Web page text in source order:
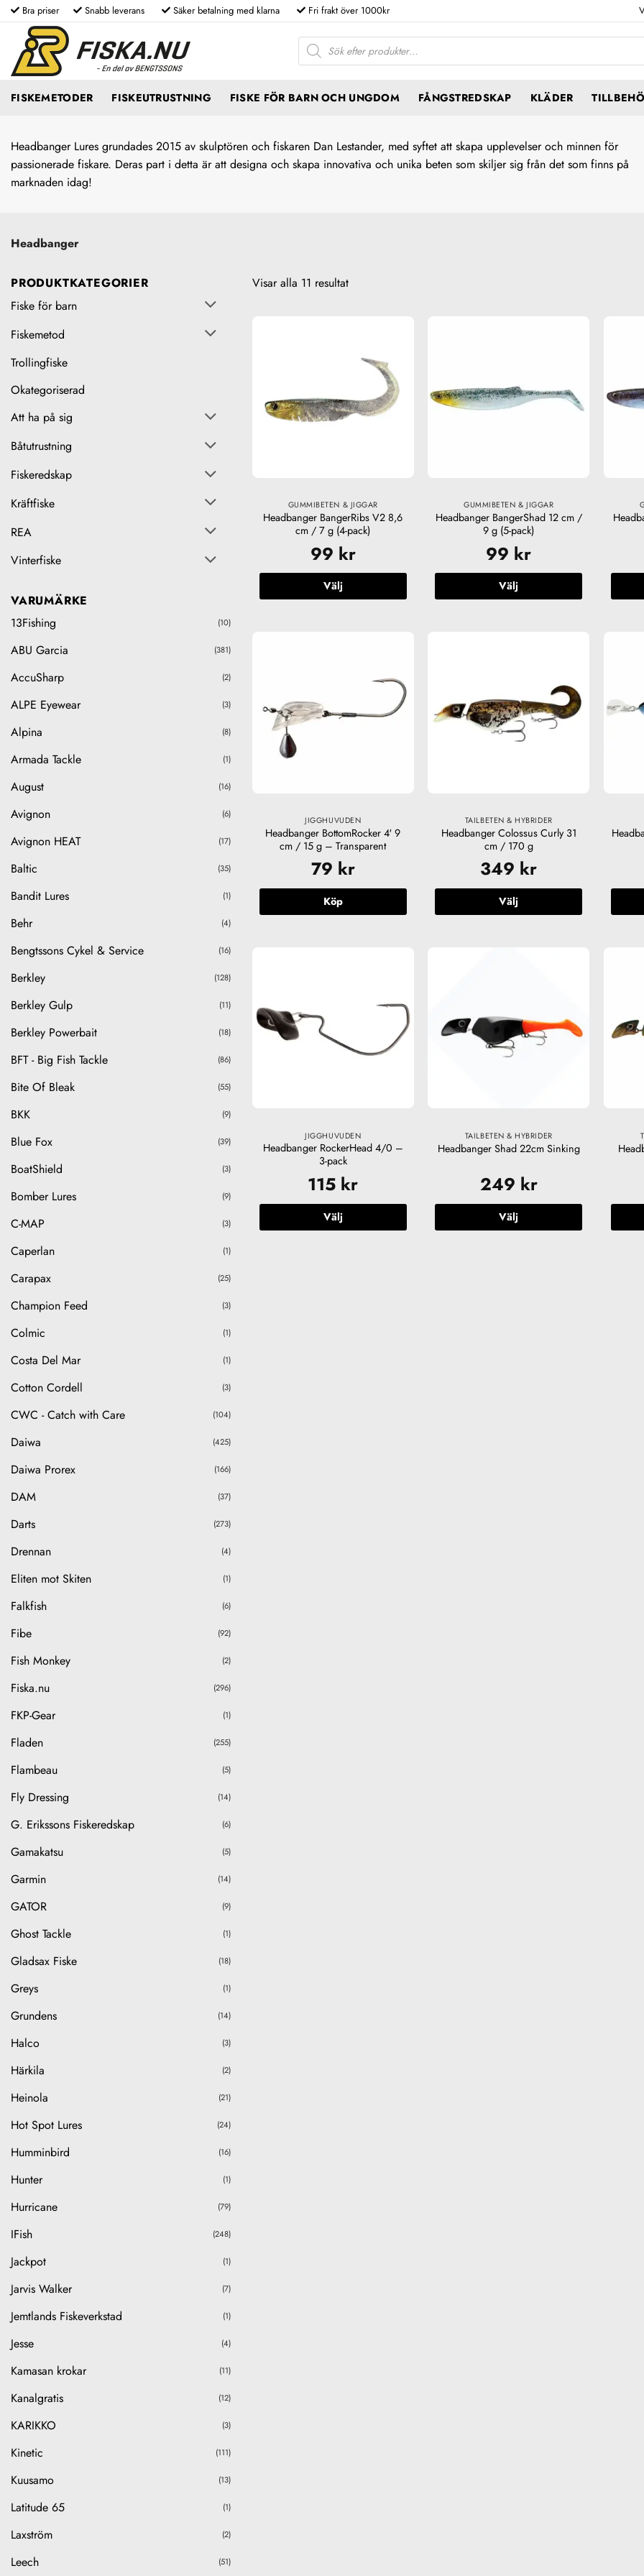
Skip
to
content
Bra priser Snabb leverans Säker betalning med klarna Fri frakt över 1000kr
Produktsökning
FISKEMETODER FISKEUTRUSTNING FISKE FÖR BARN OCH UNGDOM FÅNGSTREDSKAP KLÄDER
Headbanger Lures grundades 2015 av skulptören och fiskaren Dan Lestander, med syftet att skapa upplevelser och minnen för
passionerade fiskare. Deras part i detta är att designa och skapa innovativa och unika beten som skiljer sig från det som finns på
marknaden idag!
Headbanger
PRODUKTKATEGORIER
Fiske för barn
Fiskemetod
Trollingfiske
Okategoriserad
Att ha på sig
Båtutrustning
Fiskeredskap
Kräftfiske
REA
Vinterfiske
VARUMÄRKE
13Fishing
(10)
ABU Garcia (381)
AccuSharp (2)
ALPE Eyewear (3)
Alpina (8)
Armada Tackle (1)
August (16)
Avignon (6)
Avignon HEAT (17)
Baltic (35)
Bandit Lures (1)
Behr (4)
Bengtssons Cykel & Service (16)
Berkley (128)
Berkley Gulp (11)
Berkley Powerbait (18)
BFT - Big Fish Tackle (86)
Bite Of Bleak (55)
BKK (9)
Blue Fox (39)
BoatShield (3)
Bomber Lures (9)
C-MAP (3)
Caperlan (1)
Carapax (25)
Champion Feed (3)
Colmic (1)
Costa Del Mar (1)
Cotton Cordell (3)
CWC - Catch with Care (104)
Daiwa (425)
Daiwa Prorex (166)
DAM (37)
Darts (273)
Drennan (4)
Eliten mot Skiten (1)
Falkfish (6)
Fibe (92)
Fish Monkey (2)
Fiska.nu (296)
FKP-Gear (1)
Fladen (255)
Flambeau (5)
Fly Dressing (14)
G. Erikssons Fiskeredskap (6)
Gamakatsu (5)
Garmin (14)
GATOR (9)
Ghost Tackle (1)
Gladsax Fiske (18)
Greys (1)
Grundens (14)
Halco (3)
Härkila (2)
Heinola (21)
Hot Spot Lures (24)
Humminbird (16)
Hunter (1)
Hurricane (79)
IFish (248)
Jackpot (1)
Jarvis Walker (7)
Jemtlands Fiskeverkstad (1)
Jesse (4)
Kamasan krokar (11)
Kanalgratis (12)
KARIKKO (3)
Kinetic (111)
Kuusamo (13)
Latitude 65 (1)
Laxström (2)
Leech (51)
Visar alla 11 resultat
GUMMIBETEN & JIGGAR
Headbanger BangerRibs V2 8,6
cm / 7 g (4-pack)
99 kr
Välj
olika
GUMMIBETEN & JIGGAR
Headbanger BangerShad 12 cm /
9 g (5-pack)
99 kr
Välj
De
olika
alternativen
JIGGHUVUDEN
Headbanger BottomRocker 4′ 9
cm / 15 g – Transparent
79 kr
Köp
TAILBETEN & HYBRIDER
Headbanger Colossus Curly 31
cm / 170 g
349 kr
Välj
De
olika
alternativen
JIGGHUVUDEN
Headbanger RockerHead 4/0 –
3-pack
115 kr
Välj
TAILBETEN & HYBRIDER
Headbanger Shad 22cm Sinking
249 kr
Välj